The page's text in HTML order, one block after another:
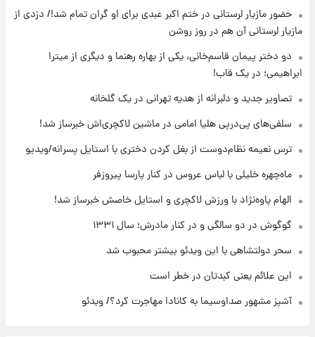
۱۳ ساعت پیش
با قدرتمندترین و بادوام ترین تانک جهان آشنا
شوید+ فیلم
۱۴ ساعت پیش
+جدول
۱۴ ساعت پیش
قیمت محصولات ایران‌خودرو و سایپا امروز شنبه
حضور مازیار لرستانی در ختم اکبر عبدی برای او گران تمام شد!/ دزدی از
مازیار لرستانی آن هم در روز روشن
دو دختر پیمان قاسم‌خانی، یکی از بهاره رهنما و دیگری از میترا
ابراهیمی؛ در یک قاب!
تصاویر جدید و دلبرانه از هدیه تهرانی در یک گلخانه
سلفی‌های پی‌درپی هلیا امامی در ماشین لاکچری‌اش خبرساز شد!
ترس نعیمه نظام‌دوست از بغل کردن دختری با استایل پسرانه/ویدیو
ماه‌چهره خلیلی با لباس عروس در کنار پارسا پیروزفر
الهام پاوه‌نژاد با ورزش لاکچری و استایل خاصش خبرساز شد!
گوگوش در دو سالگی و در کنار مادرش؛ سال ۱۳۳۱
سحر دولتشاهی با این ویدئو بیشتر محبوب شد
این علائم یعنی کبدتان در خطر است
آشپز مشهور صداوسیما به کانادا مهاجرت کرد؟/ ویدئو